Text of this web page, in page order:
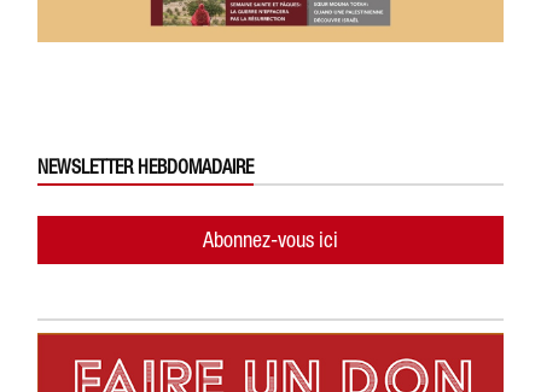
NEWSLETTER HEBDOMADAIRE
Abonnez-vous ici